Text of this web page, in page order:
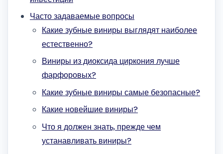
Часто задаваемые вопросы
Какие зубные виниры выглядят наиболее
естественно?
Виниры из диоксида циркония лучше
фарфоровых?
Какие зубные виниры самые безопасные?
Какие новейшие виниры?
Что я должен знать, прежде чем
устанавливать виниры?